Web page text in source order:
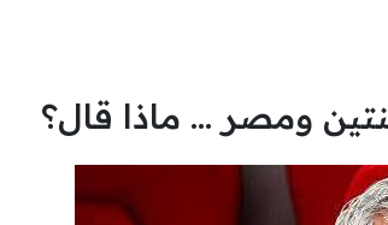
ومصر … ماذا قال؟